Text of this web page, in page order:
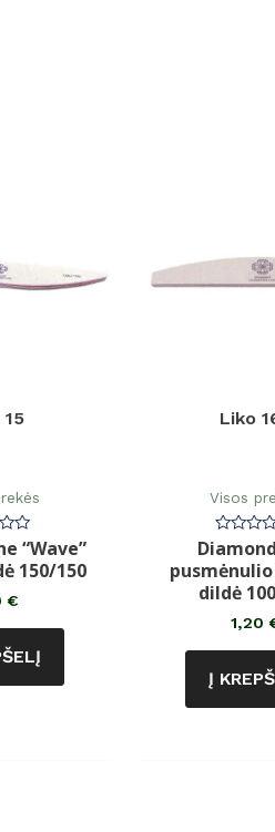
“Wave”
150/150
€
Liko
Visos
0
iš
5
dildė
1,20
Į